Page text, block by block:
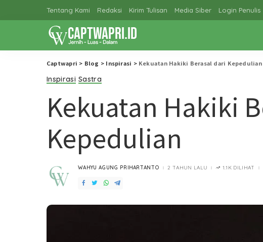
Tentang Kami Redaksi Kirim Tulisan Media Siber Login Penulis
Captwapri > Blog > Inspirasi > Kekuatan Hakiki Berasal dari Kepedulian
Inspirasi Sastra
Kekuatan Hakiki
Kepedulian
POSTED
WAHYU AGUNG PRIHARTANTO 2 TAHUN LALU 1.1K DILIHAT